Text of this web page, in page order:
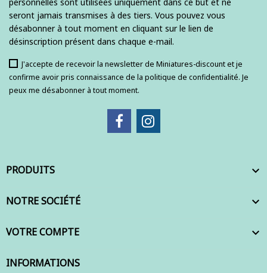
seront jamais transmises à des tiers. Vous pouvez vous
désabonner à tout moment en cliquant sur le lien de
désinscription présent dans chaque e-mail.
J'accepte de recevoir la newsletter de Miniatures-discount et je
confirme avoir pris connaissance de la politique de confidentialité. Je
peux me désabonner à tout moment.
PRODUITS 
NOTRE SOCIÉTÉ 
VOTRE COMPTE 
INFORMATIONS